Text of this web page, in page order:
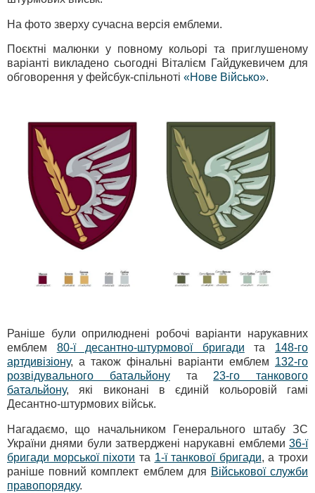
На фото зверху сучасна версія емблеми.
Поєктні малюнки у повному кольорі та приглушеному
варіанті викладено сьогодні Віталієм Гайдукевичем для
обговорення у фейсбук-спільноті «Нове Військо».
Раніше були оприлюднені робочі варіанти нарукавних
емблем 80-ї десантно-штурмової бригади та 148-го
артдивізіону, а також фінальні варіанти емблем 132-го
розвідувального батальйонута 23-го танкового
батальйону, які виконані в єдиній кольоровій гамі
Десантно-штурмових військ.
Нагадаємо, що начальником Генерального штабу ЗС
України днями були затверджені нарукавні емблеми 36-ї
бригади морської піхоти та 1-ї танкової бригади, а трохи
раніше повний комплект емблем для Військової служби
правопорядку.